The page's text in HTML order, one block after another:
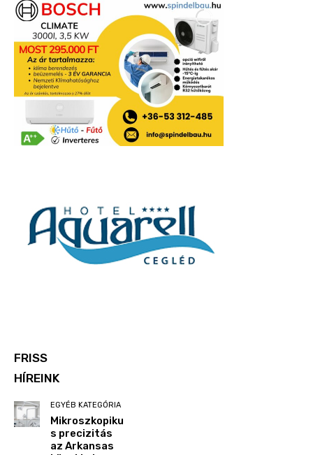
FRISS
HÍREINK
EGYÉB KATEGÓRIA
Mikroszkopiku
s precizitás
az Arkansas